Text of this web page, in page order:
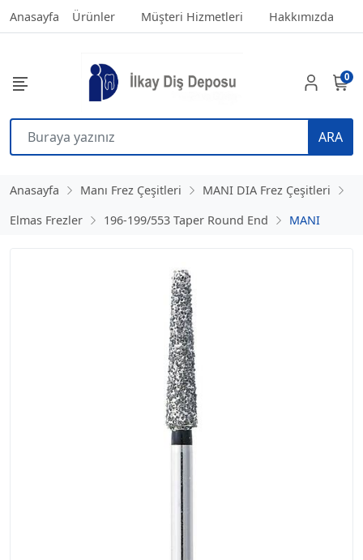
Anasayfa Ürünler Müşteri Hizmetleri Hakkımızda
ARA
0
Anasayfa Manı Frez Çeşitleri
MANI DIA Frez Çeşitleri
Elmas Frezler
196-199/553 Taper Round End MANI